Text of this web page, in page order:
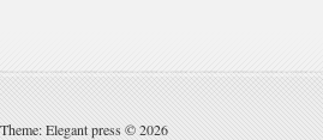
Theme: Elegant press © 2026